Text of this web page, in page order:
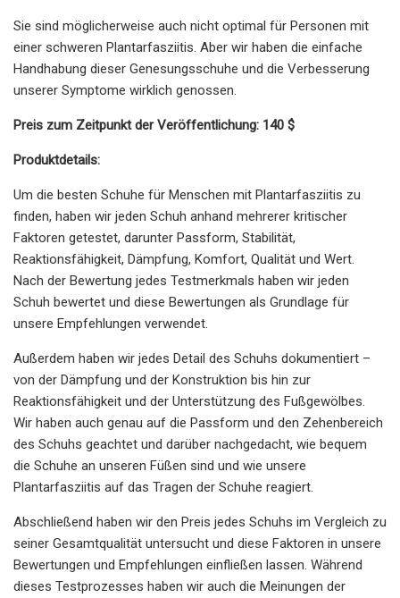
Sie sind möglicherweise auch nicht optimal für Personen mit
einer schweren Plantarfasziitis. Aber wir haben die einfache
Handhabung dieser Genesungsschuhe und die Verbesserung
unserer Symptome wirklich genossen.
Preis zum Zeitpunkt der Veröffentlichung: 140 $
Produktdetails:
Um die besten Schuhe für Menschen mit Plantarfasziitis zu
finden, haben wir jeden Schuh anhand mehrerer kritischer
Faktoren getestet, darunter Passform, Stabilität,
Reaktionsfähigkeit, Dämpfung, Komfort, Qualität und Wert.
Nach der Bewertung jedes Testmerkmals haben wir jeden
Schuh bewertet und diese Bewertungen als Grundlage für
unsere Empfehlungen verwendet.
Außerdem haben wir jedes Detail des Schuhs dokumentiert –
von der Dämpfung und der Konstruktion bis hin zur
Reaktionsfähigkeit und der Unterstützung des Fußgewölbes.
Wir haben auch genau auf die Passform und den Zehenbereich
des Schuhs geachtet und darüber nachgedacht, wie bequem
die Schuhe an unseren Füßen sind und wie unsere
Plantarfasziitis auf das Tragen der Schuhe reagiert.
Abschließend haben wir den Preis jedes Schuhs im Vergleich zu
seiner Gesamtqualität untersucht und diese Faktoren in unsere
Bewertungen und Empfehlungen einfließen lassen. Während
dieses Testprozesses haben wir auch die Meinungen der